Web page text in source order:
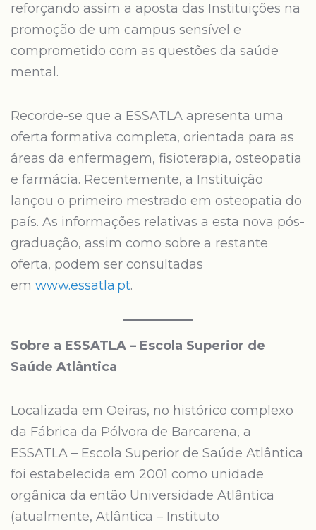
reforçando assim a aposta das Instituições na
promoção de um campus sensível e
comprometido com as questões da saúde
mental.
Recorde-se que a ESSATLA apresenta uma
oferta formativa completa, orientada para as
áreas da enfermagem, fisioterapia, osteopatia
e farmácia. Recentemente, a Instituição
lançou o primeiro mestrado em osteopatia do
país. As informações relativas a esta nova pós-
graduação, assim como sobre a restante
oferta, podem ser consultadas
em www.essatla.pt.
Sobre a ESSATLA – Escola Superior de
Saúde Atlântica
Localizada em Oeiras, no histórico complexo
da Fábrica da Pólvora de Barcarena, a
ESSATLA – Escola Superior de Saúde Atlântica
foi estabelecida em 2001 como unidade
orgânica da então Universidade Atlântica
(atualmente, Atlântica – Instituto